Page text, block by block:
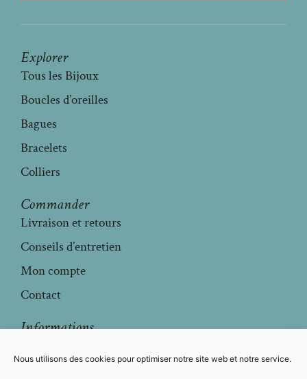
Nous utilisons des cookies pour optimiser notre site web et notre service.
Explorer
Tous les Bijoux
Boucles d’oreilles
Bagues
Bracelets
Colliers
Commander
Livraison et retours
Conseils d’entretien
Mon compte
Contact
Informations
Conditions générales de vente